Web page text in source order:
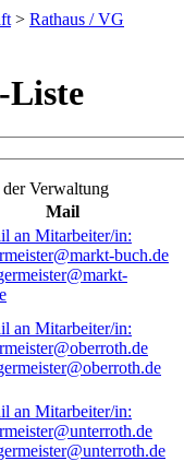
> Rathaus / VG
Liste
Verwaltung
Mail